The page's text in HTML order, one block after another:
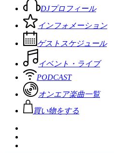
DJプロフィール
インフォメーション
ゲストスケジュール
イベント・ライブ
PODCAST
オンエア楽曲一覧
買い物をする